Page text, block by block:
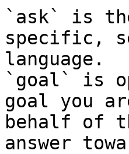
`ask` is
specific,
language.
`goal` is
goal you
behalf of
answer